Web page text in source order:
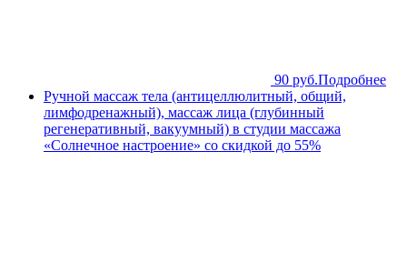
90 руб.Подробнее
Ручной массаж тела (антицеллюлитный, общий,
лимфодренажный), массаж лица (глубинный
регенеративный, вакуумный) в студии массажа
«Солнечное настроение» со скидкой до 55%